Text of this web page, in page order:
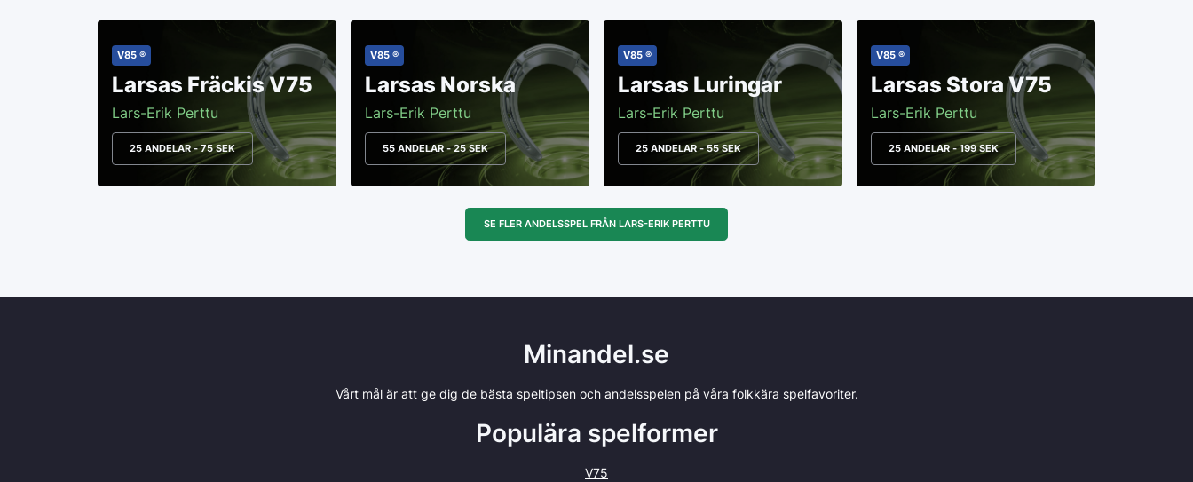
V85 ®
Larsas Fräckis V75
Lars-Erik Perttu
25 ANDELAR - 75 SEK
V85 ®
Larsas Norska
Lars-Erik Perttu
55 ANDELAR - 25 SEK
V85 ®
Larsas Luringar
Lars-Erik Perttu
25 ANDELAR - 55 SEK
V85 ®
Larsas Stora V75
Lars-Erik Perttu
25 ANDELAR - 199 SEK
SE FLER ANDELSSPEL FRÅN LARS-ERIK PERTTU
Minandel.se
Vårt mål är att ge dig de bästa speltipsen och andelsspelen på våra folkkära spelfavoriter.
Populära spelformer
V75